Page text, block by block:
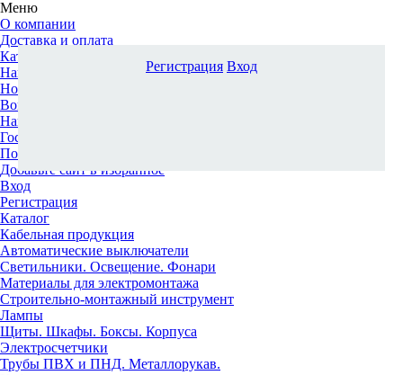
Меню
О компании
Доставка и оплата
Каталог
Наши офисы
Новости и новинки
Вопрос-ответ
Наша команда
Гос. заказчикам
Поставщикам
Добавьте сайт в избранное
Вход
Регистрация
Каталог
Кабельная продукция
Автоматические выключатели
Светильники. Освещение. Фонари
Материалы для электромонтажа
Строительно-монтажный инструмент
Лампы
Щиты. Шкафы. Боксы. Корпуса
Электросчетчики
Трубы ПВХ и ПНД. Металлорукав.
Регистрация Вход